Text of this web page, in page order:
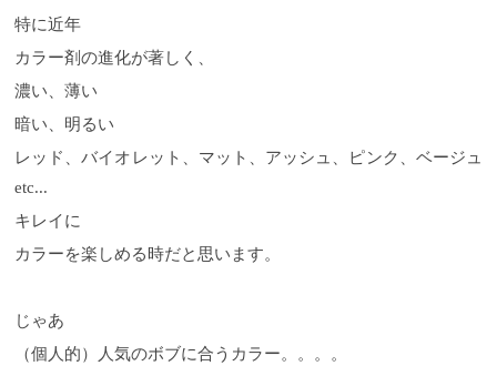
特に近年
カラー剤の進化が著しく、
濃い、薄い
暗い、明るい
レッド、バイオレット、マット、アッシュ、ピンク、ベージュ
etc...
キレイに
カラーを楽しめる時だと思います。
じゃあ
（個人的）人気のボブに合うカラー。。。。